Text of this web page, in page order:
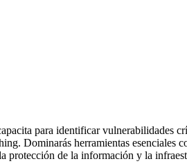
para identificar vulnerabilidades
Dominarás herramientas
protección de la información y la